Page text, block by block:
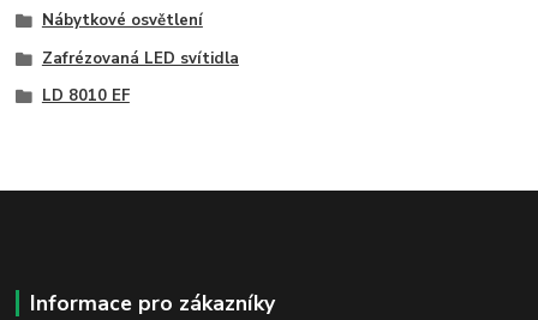
Nábytkové osvětlení
Zafrézovaná LED svítidla
LD 8010 EF
Informace pro zákazníky